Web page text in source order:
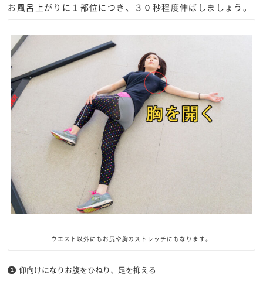
お風呂上がりに１部位につき、３０秒程度伸ばしましょう。
ウエスト以外にもお尻や胸のストレッチにもなります。
仰向けになりお腹をひねり、足を抑える